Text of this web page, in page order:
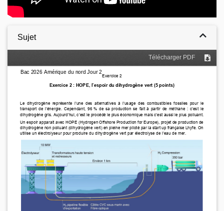
Sujet